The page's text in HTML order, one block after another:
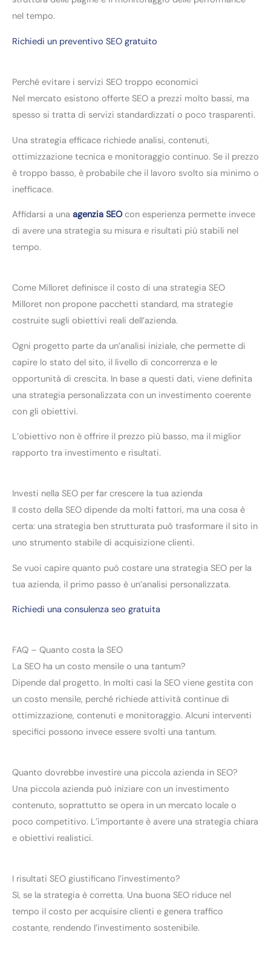
nel tempo.
Richiedi un preventivo SEO gratuito
Perché evitare i servizi SEO troppo economici
Nel mercato esistono offerte SEO a prezzi molto bassi, ma
spesso si tratta di servizi standardizzati o poco trasparenti.
Una strategia efficace richiede analisi, contenuti,
ottimizzazione tecnica e monitoraggio continuo. Se il prezzo
è troppo basso, è probabile che il lavoro svolto sia minimo o
inefficace.
Affidarsi a una agenzia SEOcon esperienza permette invece
di avere una strategia su misura e risultati più stabili nel
tempo.
Come Milloret definisce il costo di una strategia SEO
Milloret non propone pacchetti standard, ma strategie
costruite sugli obiettivi reali dell’azienda.
Ogni progetto parte da un’analisi iniziale, che permette di
capire lo stato del sito, il livello di concorrenza e le
opportunità di crescita. In base a questi dati, viene definita
una strategia personalizzata con un investimento coerente
con gli obiettivi.
L’obiettivo non è offrire il prezzo più basso, ma il miglior
rapporto tra investimento e risultati.
Investi nella SEO per far crescere la tua azienda
Il costo della SEO dipende da molti fattori, ma una cosa è
certa: una strategia ben strutturata può trasformare il sito in
uno strumento stabile di acquisizione clienti.
Se vuoi capire quanto può costare una strategia SEO per la
tua azienda, il primo passo è un’analisi personalizzata.
Richiedi una consulenza seo gratuita
FAQ – Quanto costa la SEO
La SEO ha un costo mensile o una tantum?
Dipende dal progetto. In molti casi la SEO viene gestita con
un costo mensile, perché richiede attività continue di
ottimizzazione, contenuti e monitoraggio. Alcuni interventi
specifici possono invece essere svolti una tantum.
Quanto dovrebbe investire una piccola azienda in SEO?
Una piccola azienda può iniziare con un investimento
contenuto, soprattutto se opera in un mercato locale o
poco competitivo. L’importante è avere una strategia chiara
e obiettivi realistici.
I risultati SEO giustificano l’investimento?
Sì, se la strategia è corretta. Una buona SEO riduce nel
tempo il costo per acquisire clienti e genera traffico
costante, rendendo l’investimento sostenibile.